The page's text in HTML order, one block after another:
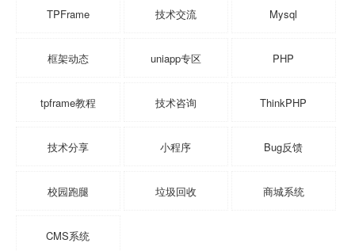
TPFrame 技术交流 Mysql
框架动态 uniapp专区 PHP
tpframe教程 技术咨询 ThinkPHP
技术分享 小程序 Bug反馈
校园跑腿 垃圾回收 商城系统
CMS系统